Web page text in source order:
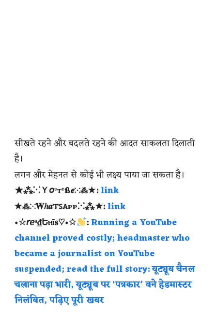
सीखते रहने और बदलते रहने की आदत साकलता दिलाती
है।
लगन और मेहनत से कोई भी लक्ष्य पाया जा सकता है।
★⁂⁙Ｙ𝘰ᶹтᶹß𝒆⁙⁂★:link
★⁂⁙𝐖ℎ𝒂𐍄ꜱꭺᴩᴩ⁙⁂★:link
•☆𝘳ℯᵃ₫Եⲏĩ𝐬♡•☆
:Running a YouTube
channel proved costly; headmaster who
became a journalist on YouTube
suspended; read the full story: यूट्यूब चैनल
चलाना पड़ा भारी, यूट्यूब पर ‘पत्रकार’ बने हेडमास्टर
निलंबित, पढ़िए पूरी खबर